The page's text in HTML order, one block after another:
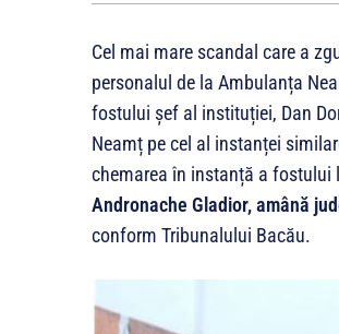
Cel mai mare scandal care a
personalul de la Ambulanța
fostului șef al instituției, Dan
Neamț pe cel al instanței
chemarea în instanță a fostului
Andronache Gladior, amână
conform Tribunalului Bacău.